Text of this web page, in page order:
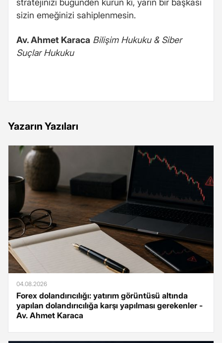
stratejinizi bugünden kurun ki, yarın bir başkası
sizin emeğinizi sahiplenmesin.
Av. Ahmet Karaca Bilişim Hukuku & Siber
Suçlar Hukuku
Yazarın Yazıları
04.08.2026
Forex dolandırıcılığı: yatırım görüntüsü altında
yapılan dolandırıcılığa karşı yapılması gerekenler -
Av. Ahmet Karaca